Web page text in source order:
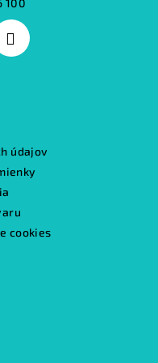
100
údajov
cookies